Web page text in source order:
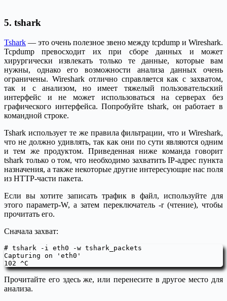
5. tshark
Tshark — это очень полезное звено между tcpdump и Wireshark.
Tcpdump превосходит их при сборе данных и может
хирургически извлекать только те данные, которые вам
нужны, однако его возможности анализа данных очень
ограничены. Wireshark отлично справляется как с захватом,
так и с анализом, но имеет тяжелый пользовательский
интерфейс и не может использоваться на серверах без
графического интерфейса. Попробуйте tshark, он работает в
командной строке.
Tshark использует те же правила фильтрации, что и Wireshark,
что не должно удивлять, так как они по сути являются одним
и тем же продуктом. Приведенная ниже команда говорит
tshark только о том, что необходимо захватить IP-адрес пункта
назначения, а также некоторые другие интересующие нас поля
из HTTP-части пакета.
Если вы хотите записать трафик в файл, используйте для
этого параметр-W, а затем переключатель -r (чтение), чтобы
прочитать его.
Сначала захват:
# tshark -i eth0 -w tshark_packets
Capturing on 'eth0'
Прочитайте его здесь же, или перенесите в другое место для
анализа.